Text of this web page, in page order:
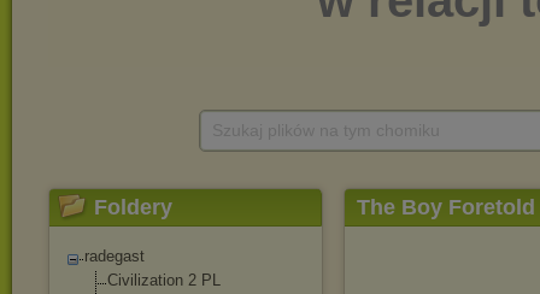
Foldery
radegast
Civilization 2 PL
The Boy